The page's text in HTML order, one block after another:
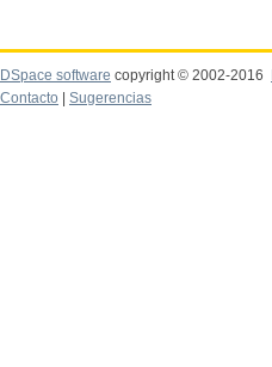
DSpace software copyright © 2002-2016
Contacto
Sugerencias